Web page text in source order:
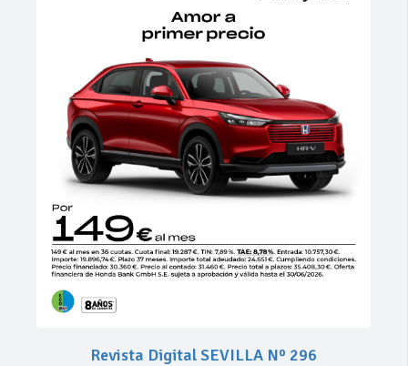
Revista Digital SEVILLA Nº 296